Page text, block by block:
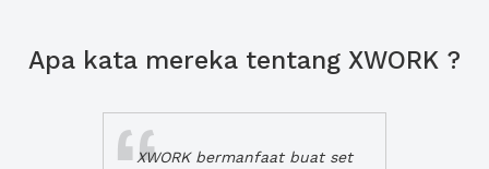
Apa kata mereka tentang XWORK ?
XWORK bermanfaat buat set